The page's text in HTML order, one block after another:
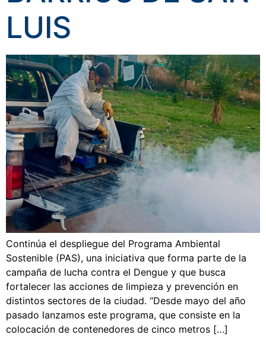
LUIS
Continúa el despliegue del Programa Ambiental
Sostenible (PAS), una iniciativa que forma parte de la
campaña de lucha contra el Dengue y que busca
fortalecer las acciones de limpieza y prevención en
distintos sectores de la ciudad. “Desde mayo del año
pasado lanzamos este programa, que consiste en la
colocación de contenedores de cinco metros […]